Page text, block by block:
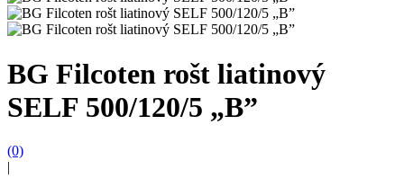
BG Filcoten rošt liatinový
SELF 500/120/5 „B”
(0)
|